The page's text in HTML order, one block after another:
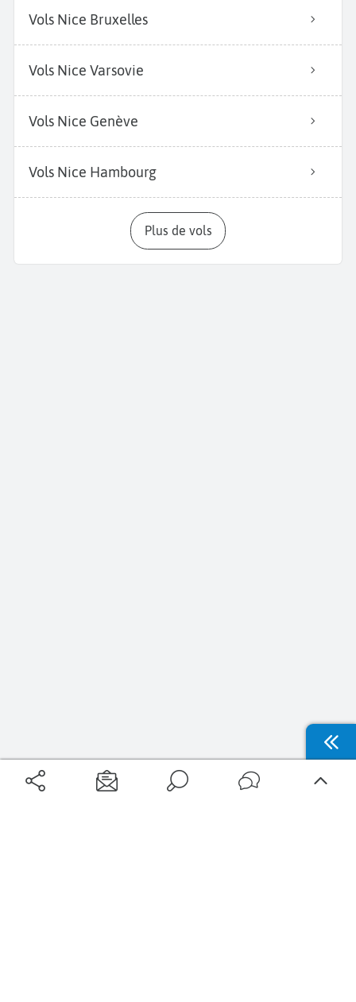
Vols Nice Bruxelles
Vols Nice Varsovie
Vols Nice Genève
Vols Nice Hambourg
Plus de vols